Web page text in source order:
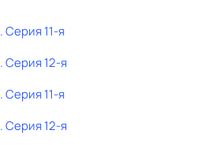
. Серия 11-я
. Серия 12-я
. Серия 11-я
. Серия 12-я